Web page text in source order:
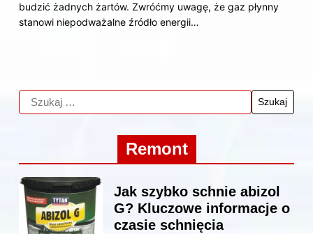
budzić żadnych żartów. Zwróćmy uwagę, że gaz płynny
stanowi niepodważalne źródło energii…
Remont
Jak szybko schnie abizol
G? Kluczowe informacje o
czasie schnięcia